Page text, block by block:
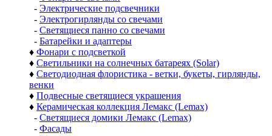
- Электрические подсвечники
- Электрогирлянды со свечами
- Светящиеся панно со свечами
- Батарейки и адаптеры
♦ Фонари с подсветкой
♦ Светильники на солнечных батареях (Solar)
♦ Светодиодная флористика - ветки, букеты, гирлянды,
венки
♦ Подвесные светящиеся украшения
♦ Керамическая коллекция Лемакс (Lemax)
- Светящиеся домики Лемакс (Lemax)
- Фасады